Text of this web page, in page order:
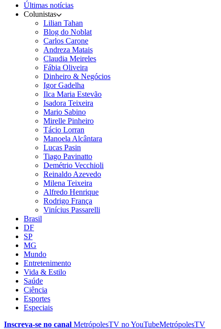
Últimas notícias
Colunistas
Lilian Tahan
Blog do Noblat
Carlos Carone
Andreza Matais
Claudia Meireles
Fábia Oliveira
Dinheiro & Negócios
Igor Gadelha
Ilca Maria Estevão
Isadora Teixeira
Mario Sabino
Mirelle Pinheiro
Tácio Lorran
Manoela Alcântara
Lucas Pasin
Tiago Pavinatto
Demétrio Vecchioli
Reinaldo Azevedo
Milena Teixeira
Alfredo Henrique
Rodrigo França
Vinícius Passarelli
Brasil
DF
SP
MG
Mundo
Entretenimento
Vida & Estilo
Saúde
Ciência
Esportes
Especiais
Inscreva-se no canal MetrópolesTV noYouTubeMetrópolesTV